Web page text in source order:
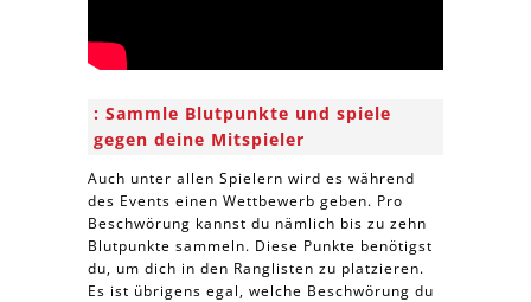
Sammle Blutpunkte und spiele
gegen deine Mitspieler
Auch unter allen Spielern wird es während
des Events einen Wettbewerb geben. Pro
Beschwörung kannst du nämlich bis zu zehn
Blutpunkte sammeln. Diese Punkte benötigst
du, um dich in den Ranglisten zu platzieren.
Es ist übrigens egal, welche Beschwörung du